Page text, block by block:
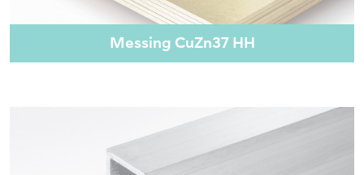
Messing CuZn37 HH